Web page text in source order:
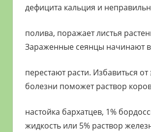
дефицита кальция и
полива, поражает листья
Зараженные сеянцы начинают
перестают расти. Избавиться от
болезни поможет раствор
настойка бархатцев, 1%
жидкость или 5% раствор